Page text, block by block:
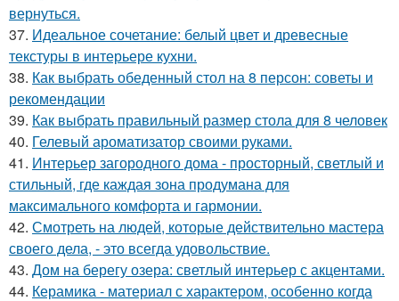
вернуться.
37. Идеальное сочетание: белый цвет и древесные
текстуры в интерьере кухни.
38. Как выбрать обеденный стол на 8 персон: советы и
рекомендации
39. Как выбрать правильный размер стола для 8 человек
40. Гелевый ароматизатор своими руками.
41. Интерьер загородного дома - просторный, светлый и
стильный, где каждая зона продумана для
максимального комфорта и гармонии.
42. Смотреть на людей, которые действительно мастера
своего дела, - это всегда удовольствие.
43. Дом на берегу озера: светлый интерьер с акцентами.
44. Керамика - материал с характером, особенно когда